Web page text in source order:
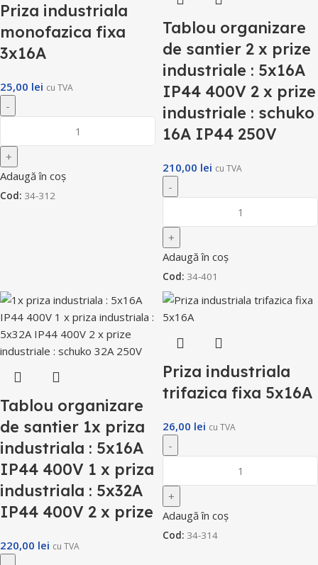
Priza industriala
monofazica fixa
3x16A
25,00 lei cu TVA
Adaugă în coș
Cod: 34-312
Tablou organizare
de santier 2 x prize
industriale : 5x16A
IP44 400V 2 x prize
industriale : schuko
16A IP44 250V
210,00 lei cu TVA
Adaugă în coș
Cod: 34-401
Tablou organizare
de santier 1x priza
industriala : 5x16A
IP44 400V 1 x priza
industriala : 5x32A
IP44 400V 2 x prize
220,00 lei cu TVA
Priza industriala
trifazica fixa 5x16A
26,00 lei cu TVA
Adaugă în coș
Cod: 34-314